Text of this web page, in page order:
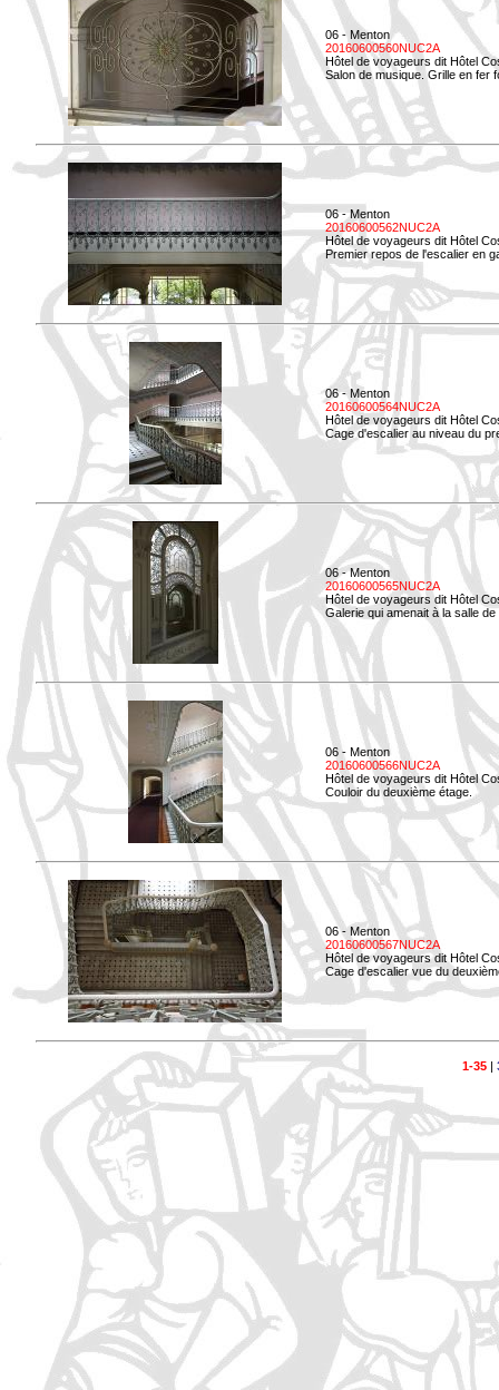
06 - Menton
20160600560NUC2A
Hôtel de voyageurs dit Hôtel
Salon de musique. Grille en fer
06 - Menton
20160600562NUC2A
Hôtel de voyageurs dit Hôtel
Premier repos de l'escalier en
06 - Menton
20160600564NUC2A
Hôtel de voyageurs dit Hôtel
Cage d'escalier au niveau du
06 - Menton
20160600565NUC2A
Hôtel de voyageurs dit Hôtel
Galerie qui amenait à la salle
06 - Menton
20160600566NUC2A
Hôtel de voyageurs dit Hôtel
Couloir du deuxième étage.
06 - Menton
20160600567NUC2A
Hôtel de voyageurs dit Hôtel
Cage d'escalier vue du
1-35|